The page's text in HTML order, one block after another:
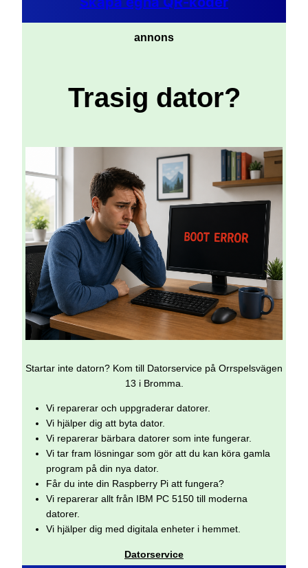
annons
Trasig dator?
Startar inte datorn? Kom till Datorservice på Orrspelsvägen
13 i Bromma.
Vi reparerar och uppgraderar datorer.
Vi hjälper dig att byta dator.
Vi reparerar bärbara datorer som inte fungerar.
Vi tar fram lösningar som gör att du kan köra gamla
program på din nya dator.
Får du inte din Raspberry Pi att fungera?
Vi reparerar allt från IBM PC 5150 till moderna
datorer.
Vi hjälper dig med digitala enheter i hemmet.
Datorservice